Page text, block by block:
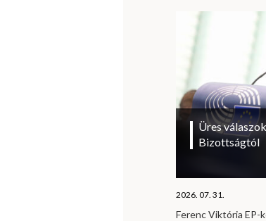
Üres
Bizottságtól
2026. 07. 31.
Ferenc Viktória EP-